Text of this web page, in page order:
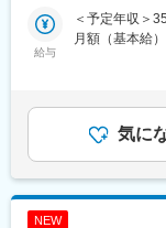
・契約/解約の
・個別支援計
・支援会議、
■施設について
定員：生活介
給与
＜予定年収＞
月額（基本給
す。月給(月
気に
NEW